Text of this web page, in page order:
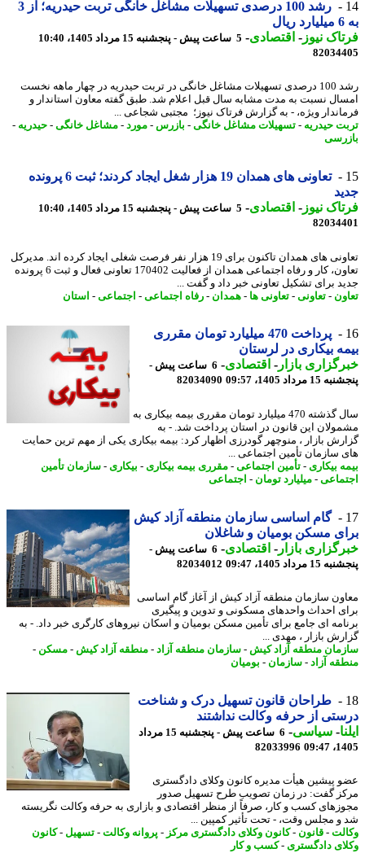
رشد 100 درصدی تسهیلات مشاغل خانگی تربت حیدریه؛ از 3
نیوز-اقتصادی-5 ساعت پیش - پنجشنبه 15 مرداد 1405، 10:40
رشد 100 درصدی تسهیلات مشاغل خانگی در تربت حیدریه در چهار ماهه نخست
نسبت به مدت مشابه سال قبل اعلام شد. طبق گفته معاون استاندار و
ویژه، - به گزارش فرتاک نیوز؛ مجتبی شجاعی ...
حیدریه- تسهیلات مشاغل خانگی-بازرس -مورد-مشاغل خانگی-حیدریه-
تعاونی های همدان 19 هزار شغل ایجاد کردند؛ ثبت 6 پرونده
نیوز-اقتصادی-5 ساعت پیش - پنجشنبه 15 مرداد 1405، 10:40
تعاونی های همدان تاکنون برای 19 هزار نفر فرصت شغلی ایجاد کرده اند. مدیرکل
تعاون، کار و رفاه اجتماعی همدان از فعالیت 170402 تعاونی فعال و ثبت 6 پرونده
برای تشکیل تعاونی خبر داد و گفت ...
-تعاونی-تعاونی ها- همدان- رفاه اجتماعی-اجتماعی-استان
پرداخت 470 میلیارد تومان مقرری
بیکاری در لرستان
بازار- اقتصادی- 6 ساعت پیش -
1405، 09:57
82034090
سال گذشته 470 میلیارد تومان مقرری بیمه بیکاری به
این قانون در استان پرداخت شد. - به
بازار ، منوچهر گودرزی اظهار کرد: بیمه بیکاری یکی از مهم ترین حمایت
سازمان تأمین اجتماعی ...
بیکاری- تأمین اجتماعی-مقرری بیمه بیکاری- بیکاری- سازمان تأمین
-میلیارد تومان-اجتماعی
گام اساسی سازمان منطقه آزاد کیش
مسکن بومیان و شاغلان
بازار- اقتصادی- 6 ساعت پیش -
1405، 09:47
82034012
سازمان منطقه آزاد کیش از آغاز گام اساسی
احداث واحدهای مسکونی و تدوین و پیگیری
ای جامع برای تأمین مسکن بومیان و اسکان نیروهای کارگری خبر داد. - به
بازار ، مهدی ...
منطقه آزاد کیش-سازمان منطقه آزاد - منطقه آزاد کیش-مسکن-
آزاد - سازمان -بومیان
طراحان قانون تسهیل درک و شناخت
از حرفه وکالت نداشتند
-سیاسی-
6 ساعت پیش - پنجشنبه 15 مرداد
82033996
پیشین هیأت مدیره کانون وکلای دادگستری
گفت: در زمان تصویب طرح تسهیل صدور
کسب و کار، صرفاً از منظر اقتصادی و بازاری به حرفه وکالت نگریسته
مجلس وقت، - تحت تأثیر کمپین ...
-قانون-کانون وکلای دادگستری مرکز- پروانه وکالت-تسهیل-کانون
دادگستری- کسب و کار